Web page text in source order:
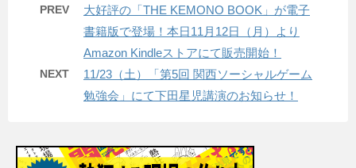
PREV
大好評の「THE KEMONO BOOK」が電子
書籍版で登場！本日11月12日（月）より
Amazon Kindleストアにて販売開始！
NEXT
11/23（土）「第5回 関西ソーシャルゲーム
勉強会」にて下田星児講演のお知らせ！